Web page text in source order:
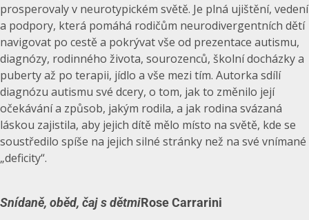
prosperovaly v neurotypickém světě. Je plná ujištění, vedení
a podpory, která pomáhá rodičům neurodivergentních dětí
navigovat po cestě a pokrývat vše od prezentace autismu,
diagnózy, rodinného života, sourozenců, školní docházky a
puberty až po terapii, jídlo a vše mezi tím. Autorka sdílí
diagnózu autismu své dcery, o tom, jak to změnilo její
očekávání a způsob, jakým rodila, a jak rodina svázaná
láskou zajistila, aby jejich dítě mělo místo na světě, kde se
soustředilo spíše na jejich silné stránky než na své vnímané
„deficity“.
Snídaně, oběd, čaj s dětmiRose Carrarini